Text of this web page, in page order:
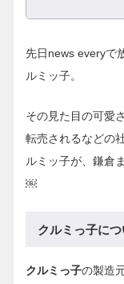
先日news everyで
ルミッ子。
その見た目の可愛
転売されるなどの
ルミッ子が、鎌倉
￼
クルミっ子に
クルミっ子の製造元